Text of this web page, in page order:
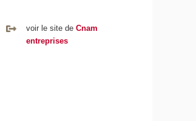
voir le site de Cnam
entreprises